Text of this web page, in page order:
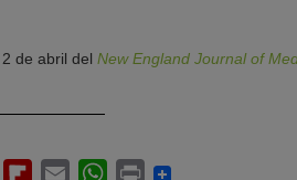
de abril del New England Journal of